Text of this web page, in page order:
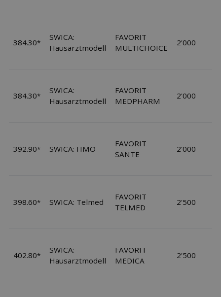
384.30*
SWICA:
Hausarztmodell
FAVORIT
MULTICHOICE
2'000
384.30*
SWICA:
Hausarztmodell
FAVORIT
MEDPHARM
2'000
392.90* SWICA: HMO
FAVORIT
SANTE
2'000
398.60* SWICA: Telmed
FAVORIT
TELMED
2'500
402.80*
SWICA:
Hausarztmodell
FAVORIT
MEDICA
2'500